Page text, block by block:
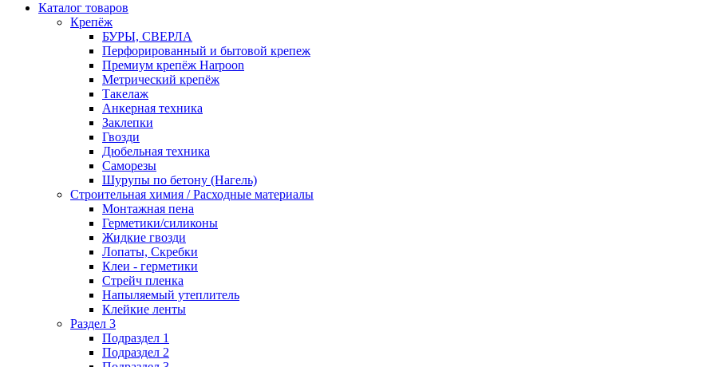
Каталог товаров
Крепёж
БУРЫ, СВЕРЛА
Перфорированный и бытовой крепеж
Премиум крепёж Harpoon
Метрический крепёж
Такелаж
Анкерная техника
Заклепки
Гвозди
Дюбельная техника
Саморезы
Шурупы по бетону (Нагель)
Строительная химия / Расходные материалы
Монтажная пена
Герметики/силиконы
Жидкие гвозди
Лопаты, Скребки
Клеи - герметики
Стрейч пленка
Напыляемый утеплитель
Клейкие ленты
Раздел 3
Подраздел 1
Подраздел 2